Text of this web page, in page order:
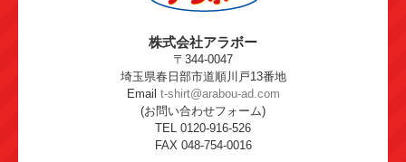
株式会社アラボー
〒344-0047
埼玉県春日部市道順川戸13番地
Email t-shirt@arabou-ad.com
(お問い合わせフォーム)
TEL 0120-916-526
FAX 048-754-0016